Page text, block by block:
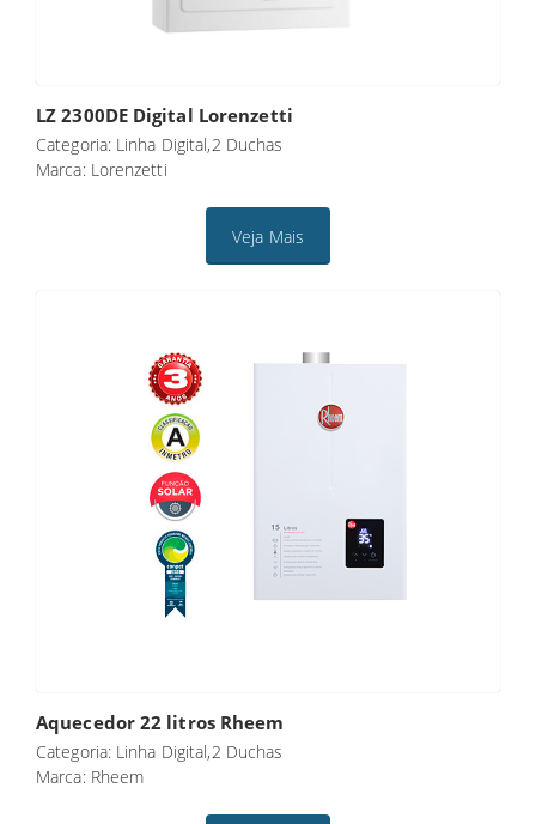
LZ 2300DE Digital Lorenzetti
Categoria: Linha Digital,2 Duchas
Marca: Lorenzetti
Veja Mais
Aquecedor 22 litros Rheem
Categoria: Linha Digital,2 Duchas
Marca: Rheem